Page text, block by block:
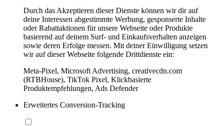
Durch das Akzeptieren dieser Dienste können wir dir auf
deine Interessen abgestimmte Werbung, gesponserte Inhalte
oder Rabattaktionen für unsere Webseite oder Produkte
basierend auf deinem Surf- und Einkaufsverhalten anzeigen
sowie deren Erfolge messen. Mit deiner Einwilligung setzen
wir auf dieser Webseite folgende Drittdienste ein:
Meta-Pixel, Microsoft Advertising, creativecdn.com
(RTBHouse), TikTok Pixel, Klickbasierte
Produktempfehlungen, Ads Defender
Erweitertes Conversion-Tracking